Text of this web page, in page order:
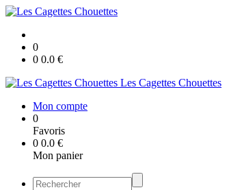
0
0 0.0 €
Les Cagettes Chouettes
Mon compte
0
Favoris
0 0.0 €
Mon panier